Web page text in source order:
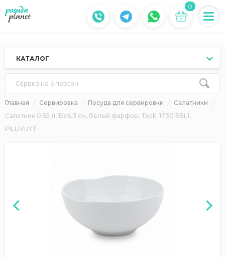
0
КАТАЛОГ
Сервиз на 6 персон
Главная Сервировка Посуда для сервировки
Салатники
Салатник 0.55 л, 15x6.3 см, белый фарфор, Teck, 173015BL1,
PILLIVUYT